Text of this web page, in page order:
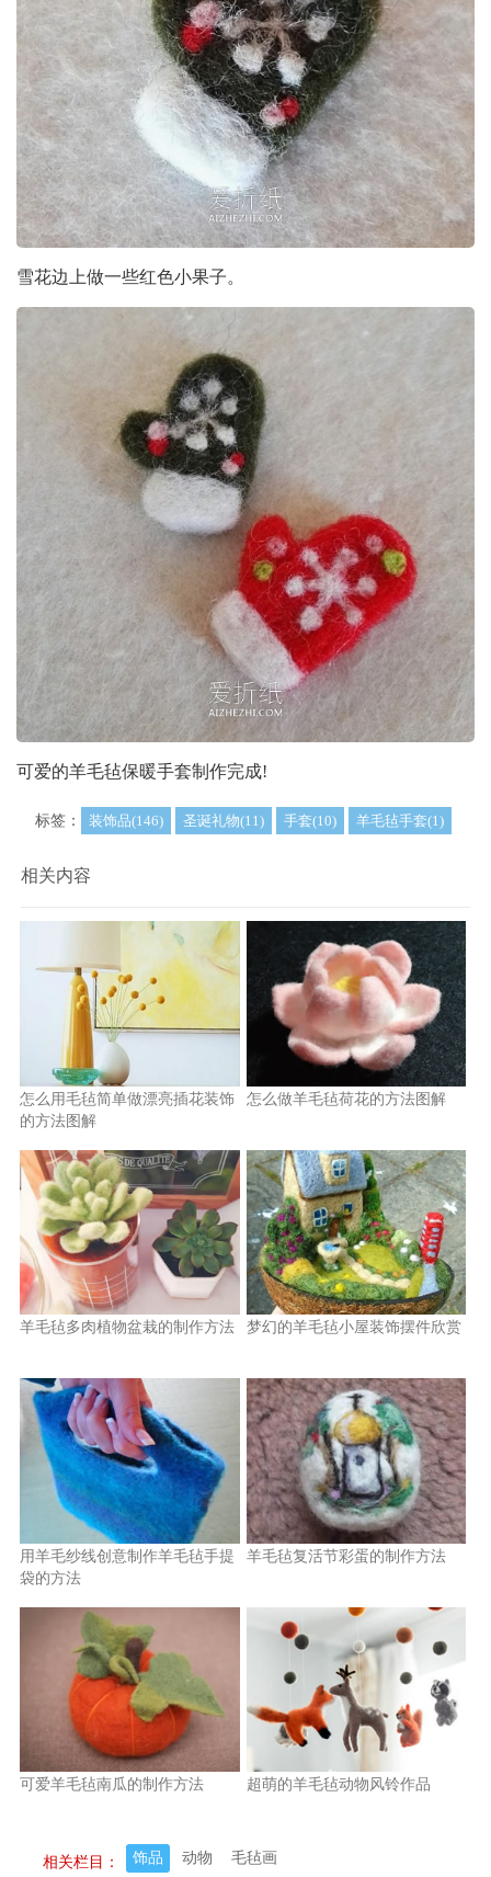
雪花边上做一些红色小果子。
可爱的羊毛毡保暖手套制作完成!
标签： 装饰品(146) 圣诞礼物(11) 手套(10) 羊毛毡手套(1)
相关内容
怎么用毛毡简单做漂亮插花装饰
的方法图解
怎么做羊毛毡荷花的方法图解
羊毛毡多肉植物盆栽的制作方法 梦幻的羊毛毡小屋装饰摆件欣赏
用羊毛纱线创意制作羊毛毡手提
袋的方法
羊毛毡复活节彩蛋的制作方法
可爱羊毛毡南瓜的制作方法 超萌的羊毛毡动物风铃作品
相关栏目： 饰品 动物 毛毡画